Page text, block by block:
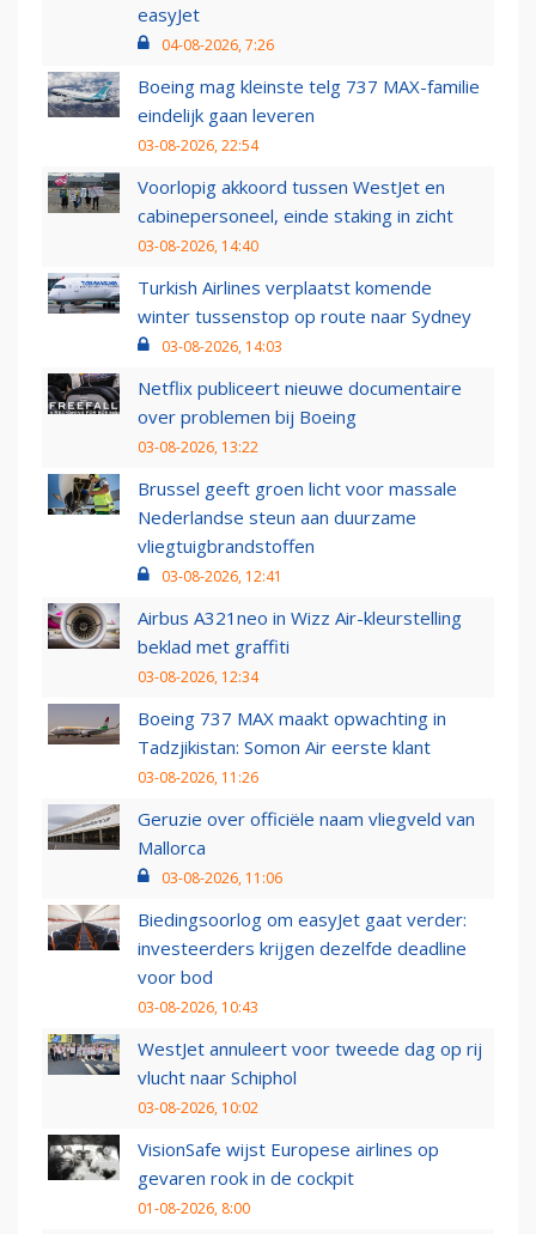
easyJet
04-08-2026, 7:26
Boeing mag kleinste telg 737 MAX-familie
eindelijk gaan leveren
03-08-2026, 22:54
Voorlopig akkoord tussen WestJet en
cabinepersoneel, einde staking in zicht
03-08-2026, 14:40
Turkish Airlines verplaatst komende
winter tussenstop op route naar Sydney
03-08-2026, 14:03
Netflix publiceert nieuwe documentaire
over problemen bij Boeing
03-08-2026, 13:22
Brussel geeft groen licht voor massale
Nederlandse steun aan duurzame
vliegtuigbrandstoffen
03-08-2026, 12:41
Airbus A321neo in Wizz Air-kleurstelling
beklad met graffiti
03-08-2026, 12:34
Boeing 737 MAX maakt opwachting in
Tadzjikistan: Somon Air eerste klant
03-08-2026, 11:26
Geruzie over officiële naam vliegveld van
Mallorca
03-08-2026, 11:06
Biedingsoorlog om easyJet gaat verder:
investeerders krijgen dezelfde deadline
voor bod
03-08-2026, 10:43
WestJet annuleert voor tweede dag op rij
vlucht naar Schiphol
03-08-2026, 10:02
VisionSafe wijst Europese airlines op
gevaren rook in de cockpit
01-08-2026, 8:00